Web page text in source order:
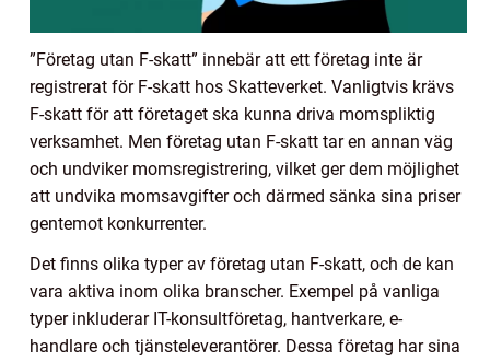
”Företag utan F-skatt” innebär att ett företag inte är
registrerat för F-skatt hos Skatteverket. Vanligtvis krävs
F-skatt för att företaget ska kunna driva momspliktig
verksamhet. Men företag utan F-skatt tar en annan väg
och undviker momsregistrering, vilket ger dem möjlighet
att undvika momsavgifter och därmed sänka sina priser
gentemot konkurrenter.
Det finns olika typer av företag utan F-skatt, och de kan
vara aktiva inom olika branscher. Exempel på vanliga
typer inkluderar IT-konsultföretag, hantverkare, e-
handlare och tjänsteleverantörer. Dessa företag har sina